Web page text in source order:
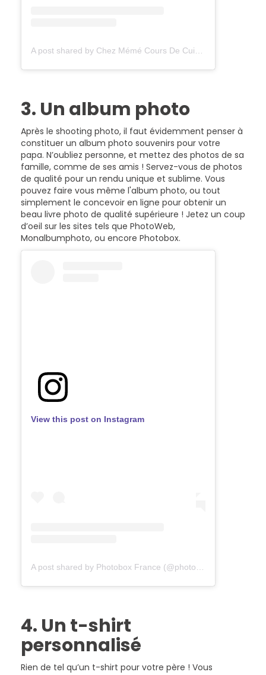
A post shared by Chez Mémé Cours De Cuisine (@chezmeme_coursdecuisine)
3. Un album photo
Après le shooting photo, il faut évidemment penser à
constituer un album photo souvenirs pour votre
papa. N’oubliez personne, et mettez des photos de sa
famille, comme de ses amis ! Servez-vous de photos
de qualité pour un rendu unique et sublime. Vous
pouvez faire vous même l'album photo, ou tout
simplement le concevoir en ligne pour obtenir un
beau livre photo de qualité supérieure ! Jetez un coup
d’oeil sur les sites tels que PhotoWeb,
Monalbumphoto, ou encore Photobox.
View this post on Instagram
4. Un t-shirt
personnalisé
Rien de tel qu’un t-shirt pour votre père ! Vous